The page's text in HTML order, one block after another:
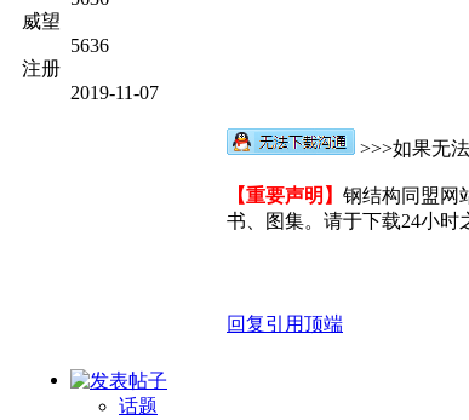
威望
5636
注册
2019-11-07
>>>如果无
【重要声明】 钢结构同盟网
书、图集。请于下载24小时
回复引用顶端
话题